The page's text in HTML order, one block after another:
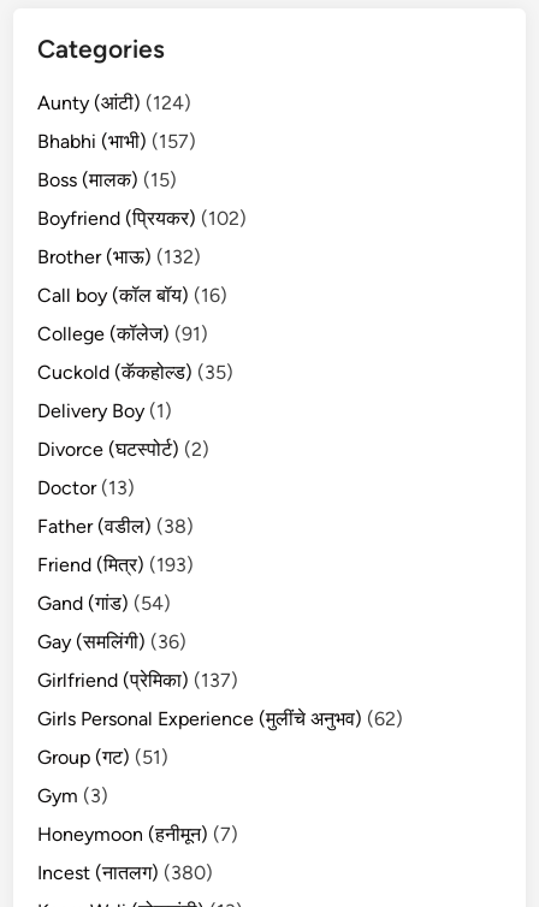
Categories
Aunty (आंटी) (124)
Bhabhi (भाभी) (157)
Boss (मालक) (15)
Boyfriend (प्रियकर) (102)
Brother (भाऊ) (132)
Call boy (कॉल बॉय) (16)
College (कॉलेज) (91)
Cuckold (कॅकहोल्ड) (35)
Delivery Boy (1)
Divorce (घटस्पोर्ट) (2)
Doctor(13)
Father (वडील) (38)
Friend (मित्र) (193)
Gand (गांड) (54)
Gay (समलिंगी) (36)
Girlfriend (प्रेमिका) (137)
Girls Personal Experience (मुलींचे अनुभव) (62)
Group (गट) (51)
Gym (3)
Honeymoon (हनीमून) (7)
Incest (नातलग) (380)